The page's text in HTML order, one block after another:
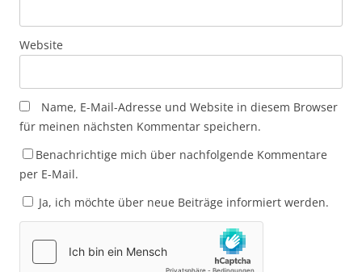
Website
Name, E-Mail-Adresse und Website in diesem Browser
für meinen nächsten Kommentar speichern.
Benachrichtige mich über nachfolgende Kommentare
per E-Mail.
Ja, ich möchte über neue Beiträge informiert werden.